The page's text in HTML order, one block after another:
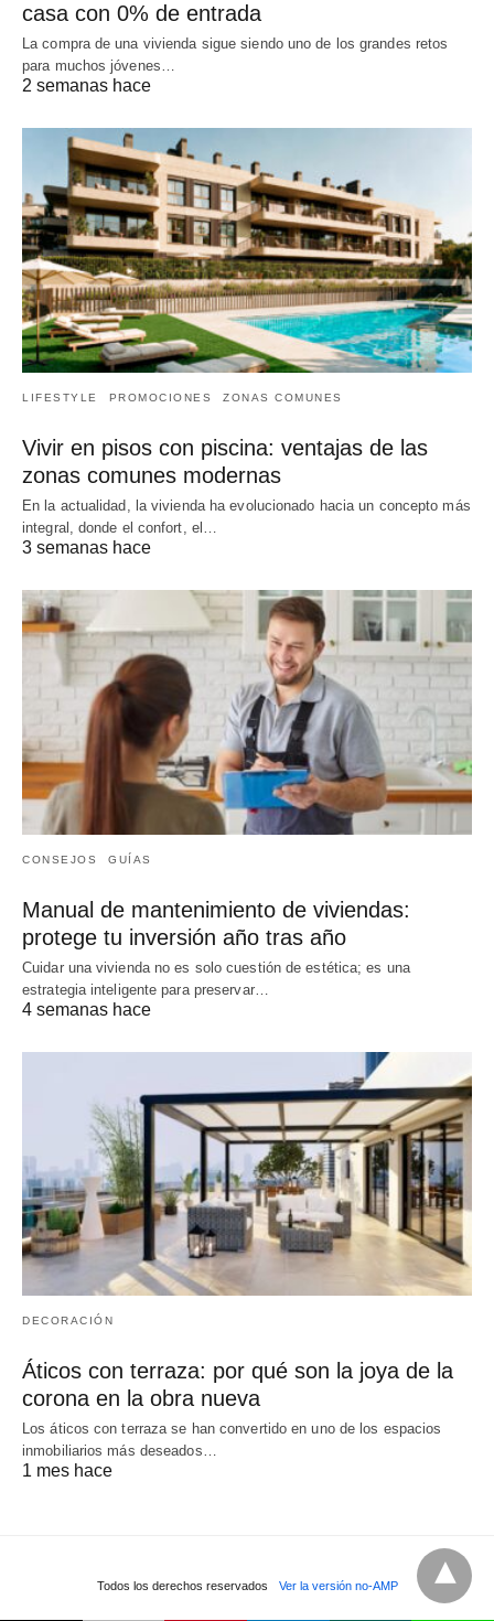
casa con 0% de entrada
La compra de una vivienda sigue siendo uno de los grandes retos
para muchos jóvenes…
2 semanas hace
LIFESTYLE PROMOCIONES ZONAS COMUNES
Vivir en pisos con piscina: ventajas de las
zonas comunes modernas
En la actualidad, la vivienda ha evolucionado hacia un concepto más
integral, donde el confort, el…
3 semanas hace
CONSEJOS GUÍAS
Manual de mantenimiento de viviendas:
protege tu inversión año tras año
Cuidar una vivienda no es solo cuestión de estética; es una
estrategia inteligente para preservar…
4 semanas hace
DECORACIÓN
Áticos con terraza: por qué son la joya de la
corona en la obra nueva
Los áticos con terraza se han convertido en uno de los espacios
inmobiliarios más deseados…
1 mes hace
Todos los derechos reservados Ver la versión no-AMP